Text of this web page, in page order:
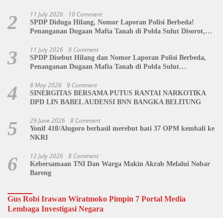
2 11 July 2026 10 Comment
SPDP Diduga Hilang, Nomor Laporan Polisi Berbeda!
Penanganan Dugaan Mafia Tanah di Polda Sulut Disorot,
3 11 July 2026 9 Comment
SPDP Disebut Hilang dan Nomor Laporan Polisi Berbeda,
Penanganan Dugaan Mafia Tanah di Polda Sulut
4 8 May 2026 9 Comment
SINERGITAS BERSAMA PUTUS RANTAI NARKOTIKA
DPD LIN BABEL AUDENSI BNN BANGKA BELITUNG
5 29 June 2026 8 Comment
Yonif 410/Alugoro berhasil merebut hati 37 OPM kembali ke
NKRI
6 12 July 2026 8 Comment
Kebersamaan TNI Dan Warga Makin Akrab Melalui Nobar
Bareng
Gus Robi Irawan Wiratmoko Pimpin 7 Portal Media
Lembaga Investigasi Negara